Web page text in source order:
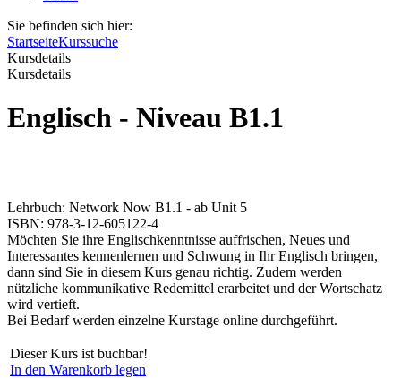
Sie befinden sich hier:
StartseiteKurssuche
Kursdetails
Kursdetails
Englisch - Niveau B1.1
Lehrbuch: Network Now B1.1 - ab Unit 5
ISBN: 978-3-12-605122-4
Möchten Sie ihre Englischkenntnisse auffrischen, Neues und
Interessantes kennenlernen und Schwung in Ihr Englisch bringen,
dann sind Sie in diesem Kurs genau richtig. Zudem werden
nützliche kommunikative Redemittel erarbeitet und der Wortschatz
wird vertieft.
Bei Bedarf werden einzelne Kurstage online durchgeführt.
Dieser Kurs ist buchbar!
In den Warenkorb legen